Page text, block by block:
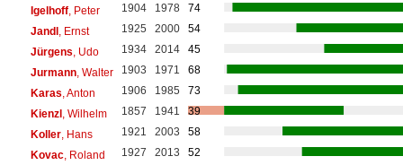
Igelhoff, Peter 1904 1978
74
Jandl, Ernst 1925 2000
54
Jürgens , Udo 1934 2014
45
Jurmann, Walter 1903 1971
68
Karas , Anton 1906 1985
73
Kienzl, Wilhelm 1857 1941
39
Koller, Hans 1921 2003
58
Kovac, Roland 1927 2013
52